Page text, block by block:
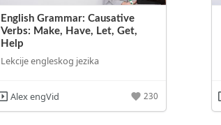
English Grammar: Causative
Verbs: Make, Have, Let, Get,
Help
Lekcije engleskog jezika
Alex engVid 230